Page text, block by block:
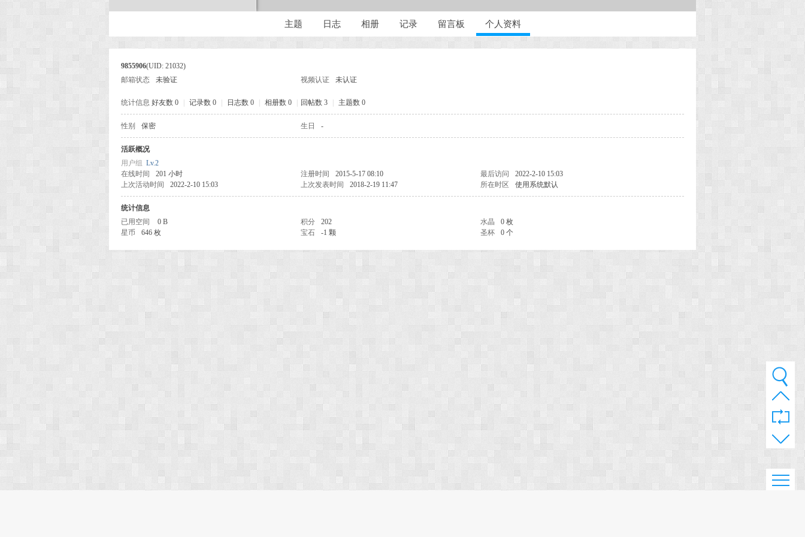
主题 日志 相册 记录 留言板 个人资料
9855906(UID: 21032)
邮箱状态
未验证 视频认证 未认证
统计信息 好友数 0 记录数 0 日志数 0 相册数 0 回帖数 3 主题数 0
性别 保密 生日 -
活跃概况
用户组 Lv.2
在线时间
201 小时 注册时间 2015-5-17 08:10 最后访问
2022-2-10 15:03
上次活动时间
2022-2-10 15:03 上次发表时间 2018-2-19 11:47 所在时区 使用系统默认
统计信息
已用空间
0 B 积分 202 水晶
0 枚
星币
646 枚 宝石 -1 颗 圣杯 0 个